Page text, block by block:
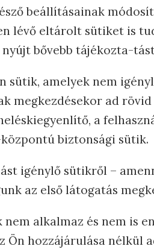
beállításainak
lévő eltárolt sütiket is
bővebb tájékozta-
sütik, amelyek nem
megkezdésekor ad
a
biztonsági sütik.
igénylő sütikről –
az első látogatás
nem alkalmaz és nem is
Ön hozzájárulása nélkül